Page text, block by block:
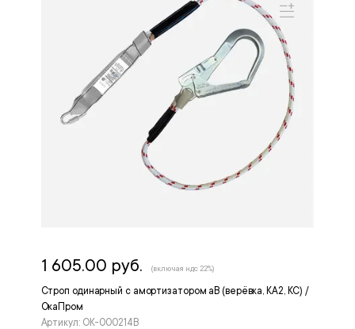
Строп одинарный с амортизатором аВ (верёвка, КА2, КС) /
ОкаПром
Артикул: ОК-000214В
1 605.00 руб. (включая ндс 22%)